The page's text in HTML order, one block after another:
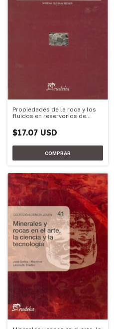
Propiedades de la roca y los
fluidos en reservorios de
$17.07 USD